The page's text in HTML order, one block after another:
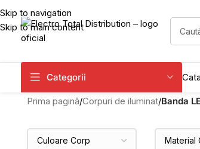
Skip to navigation
Skip to main content
Categorii
Prima pagină/Corpuri de iluminat/Banda